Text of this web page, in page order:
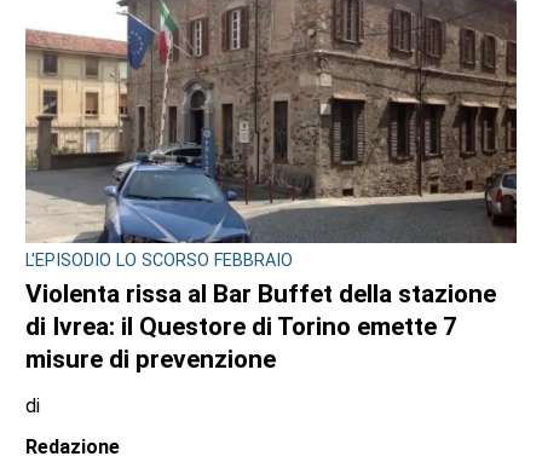
L'EPISODIO LO SCORSO FEBBRAIO
Violenta rissa al Bar Buffet della stazione
di Ivrea: il Questore di Torino emette 7
misure di prevenzione
di
Redazione